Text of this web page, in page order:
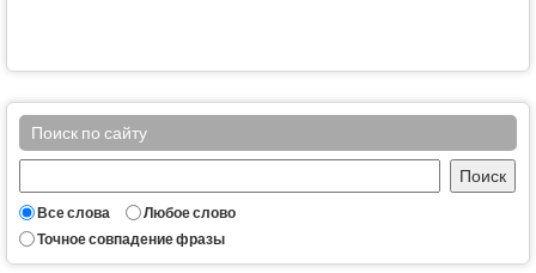
Поиск по сайту
Все слова
Любое слово
Точное совпадение фразы